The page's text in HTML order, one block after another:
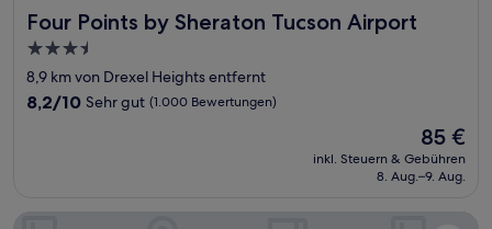
Four Points by Sheraton Tucson Airport
Four Points by Sheraton Tucson Airport
3.5-
Sterne-
Unterkunft
8,9 km von Drexel Heights entfernt
8.2
Bewertungen)
8,2/10 Sehr gut (1.000 Bewertungen)
Der
Preis
beträgt
85 €
inkl. Steuern & Gebühren
8. Aug.–9. Aug.